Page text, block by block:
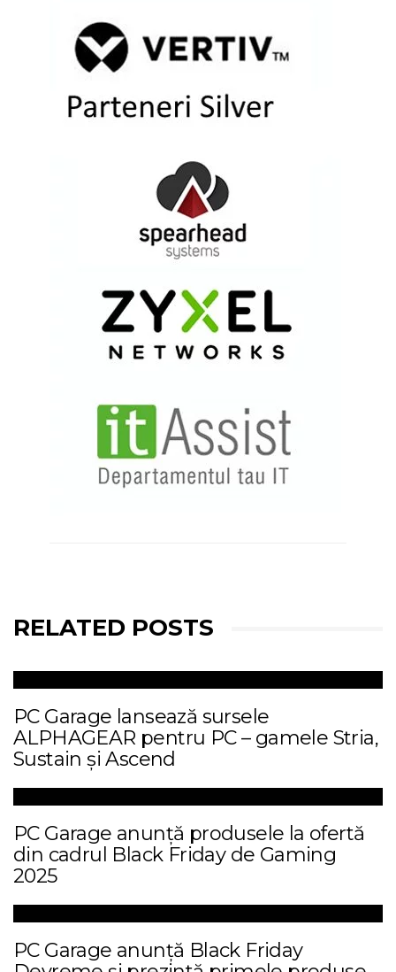
RELATED POSTS
PC Garage lansează sursele
ALPHAGEAR pentru PC – gamele Stria,
Sustain și Ascend
PC Garage anunță produsele la ofertă
din cadrul Black Friday de Gaming
2025
PC Garage anunță Black Friday